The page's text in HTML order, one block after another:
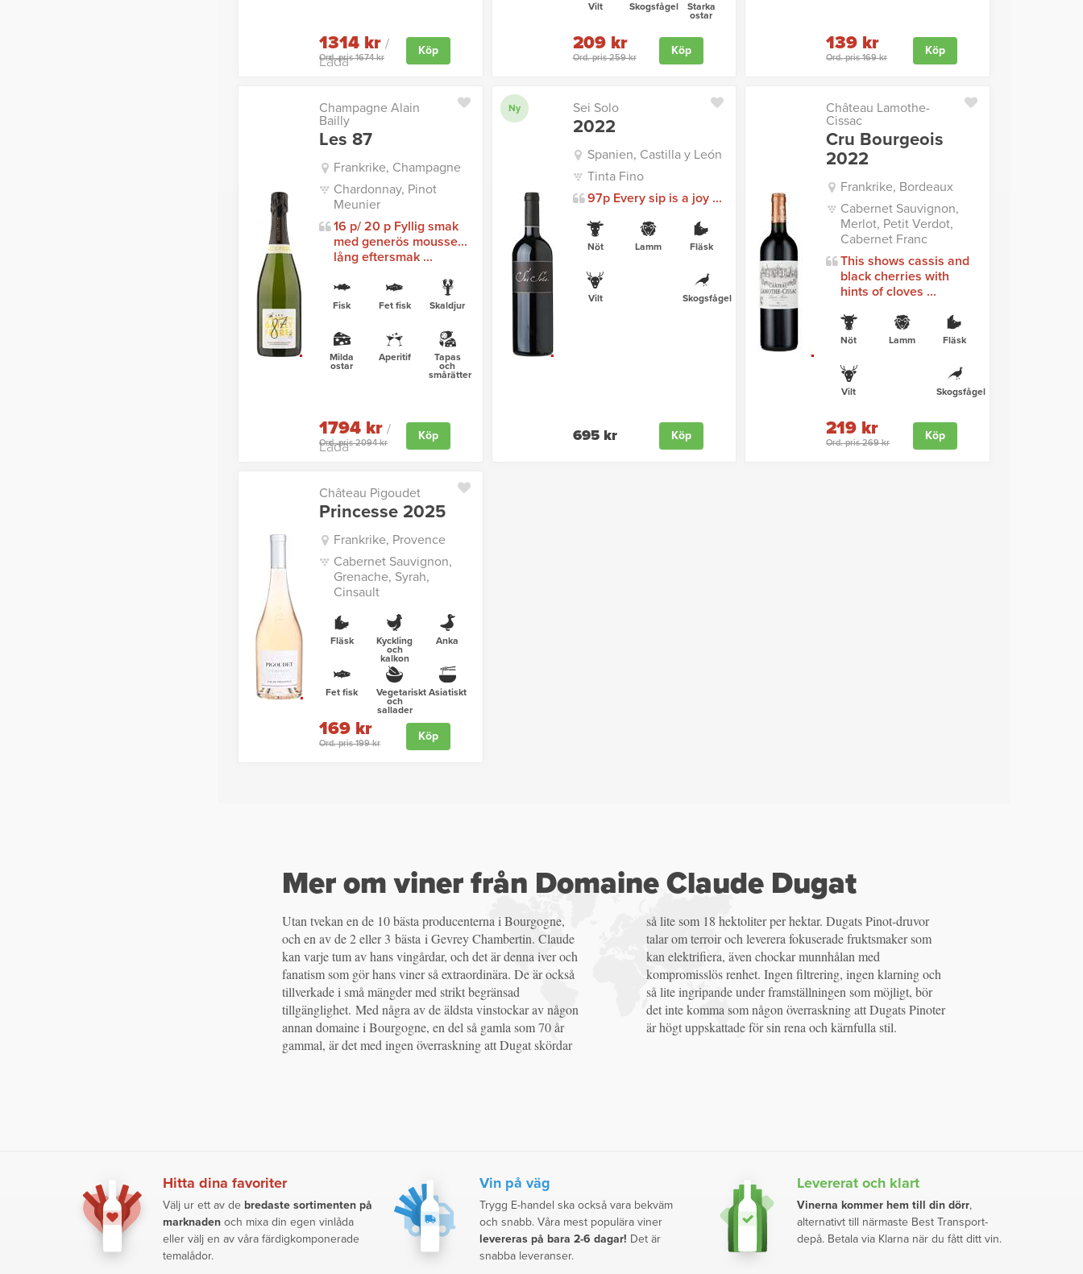
Ord. pris 1674 kr
1314 kr /
Låda
Köp
Vilt Skogsfågel Starka
ostar
Ord. pris 259 kr
209 kr Köp
Ord. pris 169 kr
139 kr Köp
Champagne Alain
Bailly
Les 87
Frankrike, Champagne
Chardonnay, Pinot
Meunier
16 p/ 20 p Fyllig smak
med generös mousse...
lång eftersmak ...
Fisk Fet fisk Skaldjur
Milda
ostar
Aperitif Tapas
och
smårätter
Ord. pris 2094 kr
1794 kr /
Låda
Köp
Ny Sei Solo
2022
Spanien, Castilla y León
Tinta Fino
97p Every sip is a joy ...
Nöt Lamm Fläsk
Vilt Skogsfågel
695 kr Köp
Château Lamothe-
Cissac
Cru Bourgeois
2022
Frankrike, Bordeaux
Cabernet Sauvignon,
Merlot, Petit Verdot,
Cabernet Franc
This shows cassis and
black cherries with
hints of cloves ...
Nöt Lamm Fläsk
Vilt Skogsfågel
Ord. pris 269 kr
219 kr Köp
Château Pigoudet
Princesse 2025
Frankrike, Provence
Cabernet Sauvignon,
Grenache, Syrah,
Cinsault
Fläsk Kyckling
och
kalkon
Anka
Fet fisk Vegetariskt
och
sallader
Asiatiskt
Ord. pris 199 kr
169 kr Köp
Mer om viner från Domaine Claude Dugat
Utan tvekan en de 10 bästa producenterna i Bourgogne,
och en av de 2 eller 3 bästa i Gevrey Chambertin. Claude
kan varje tum av hans vingårdar, och det är denna iver och
fanatism som gör hans viner så extraordinära. De är också
tillverkade i små mängder med strikt begränsad
tillgänglighet. Med några av de äldsta vinstockar av någon
annan domaine i Bourgogne, en del så gamla som 70 år
gammal, är det med ingen överraskning att Dugat skördar
så lite som 18 hektoliter per hektar. Dugats Pinot-druvor
talar om terroir och leverera fokuserade fruktsmaker som
kan elektrifiera, även chockar munnhålan med
kompromisslös renhet. Ingen filtrering, ingen klarning och
så lite ingripande under framställningen som möjligt, bör
det inte komma som någon överraskning att Dugats Pinoter
är högt uppskattade för sin rena och kärnfulla stil.
Hitta dina favoriter
Välj ur ett av de bredaste sortimenten på
marknaden och mixa din egen vinlåda
eller välj en av våra färdigkomponerade
temalådor.
Vin på väg
Trygg E-handel ska också vara bekväm
och snabb. Våra mest populära viner
levereras på bara 2-6 dagar! Det är
snabba leveranser.
Levererat och klart
Vinerna kommer hem till din dörr,
alternativt till närmaste Best Transport-
depå. Betala via Klarna när du fått ditt vin.